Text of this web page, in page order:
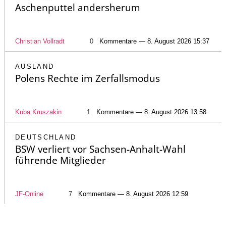
Aschenputtel andersherum
Christian Vollradt 0 Kommentare — 8. August 2026 15:37
AUSLAND
Polens Rechte im Zerfallsmodus
Kuba Kruszakin 1 Kommentare — 8. August 2026 13:58
DEUTSCHLAND
BSW verliert vor Sachsen-Anhalt-Wahl
führende Mitglieder
JF-Online 7 Kommentare — 8. August 2026 12:59